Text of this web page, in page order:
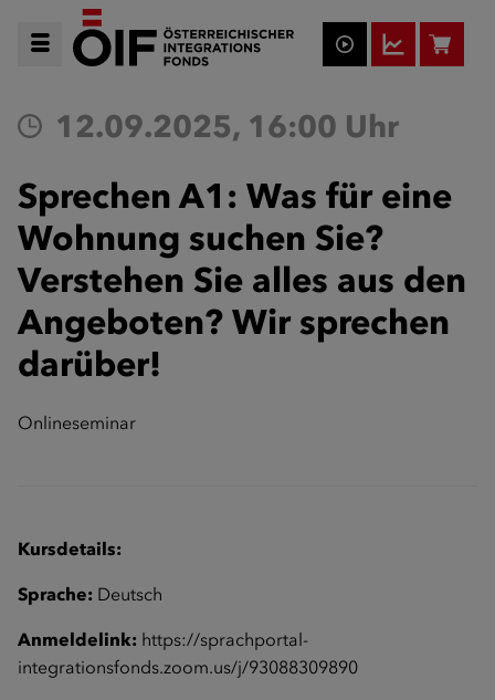
12.09.2025, 16:00 Uhr
Sprechen A1: Was für eine
Wohnung suchen Sie?
Verstehen Sie alles aus den
Angeboten? Wir sprechen
darüber!
Onlineseminar
Kursdetails:
Sprache: Deutsch
Anmeldelink: https://sprachportal-
integrationsfonds.zoom.us/j/93088309890